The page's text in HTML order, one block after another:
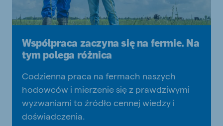
Współpraca zaczyna się na fermie. Na
tym polega różnica
Codzienna praca na fermach naszych
hodowców i mierzenie się z prawdziwymi
wyzwaniami to źródło cennej wiedzy i
doświadczenia.